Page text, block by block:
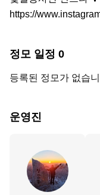
https://
정모 일정 0
등록된 정모가 없습
운영진